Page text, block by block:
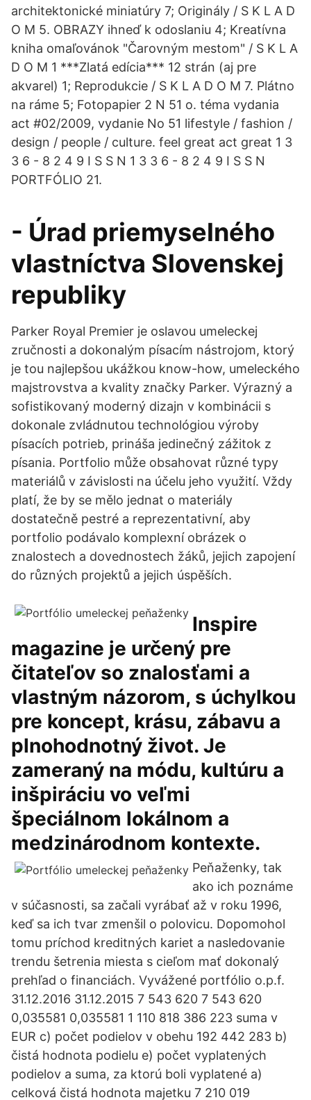
architektonické miniatúry 7; Originály / S K L A D
O M 5. OBRAZY ihneď k odoslaniu 4; Kreatívna
kniha omaľovánok "Čarovným mestom" / S K L A
D O M 1 ***Zlatá edícia*** 12 strán (aj pre
akvarel) 1; Reprodukcie / S K L A D O M 7. Plátno
na ráme 5; Fotopapier 2 N 51 o. téma vydania
act #02/2009, vydanie No 51 lifestyle / fashion /
design / people / culture. feel great act great 1 3
3 6 - 8 2 4 9 I S S N 1 3 3 6 - 8 2 4 9 I S S N
PORTFÓLIO 21.
- Úrad priemyselného
vlastníctva Slovenskej
republiky
Parker Royal Premier je oslavou umeleckej
zručnosti a dokonalým písacím nástrojom, ktorý
je tou najlepšou ukážkou know-how, umeleckého
majstrovstva a kvality značky Parker. Výrazný a
sofistikovaný moderný dizajn v kombinácii s
dokonale zvládnutou technológiou výroby
písacích potrieb, prináša jedinečný zážitok z
písania. Portfolio může obsahovat různé typy
materiálů v závislosti na účelu jeho využití. Vždy
platí, že by se mělo jednat o materiály
dostatečně pestré a reprezentativní, aby
portfolio podávalo komplexní obrázek o
znalostech a dovednostech žáků, jejich zapojení
do různých projektů a jejich úspěších.
Inspire
magazine je určený pre
čitateľov so znalosťami a
vlastným názorom, s úchylkou
pre koncept, krásu, zábavu a
plnohodnotný život. Je
zameraný na módu, kultúru a
inšpiráciu vo veľmi
špeciálnom lokálnom a
medzinárodnom kontexte.
Peňaženky, tak
ako ich poznáme
v súčasnosti, sa začali vyrábať až v roku 1996,
keď sa ich tvar zmenšil o polovicu. Dopomohol
tomu príchod kreditných kariet a nasledovanie
trendu šetrenia miesta s cieľom mať dokonalý
prehľad o financiách. Vyvážené portfólio o.p.f.
31.12.2016 31.12.2015 7 543 620 7 543 620
0,035581 0,035581 1 110 818 386 223 suma v
EUR c) počet podielov v obehu 192 442 283 b)
čistá hodnota podielu e) počet vyplatených
podielov a suma, za ktorú boli vyplatené a)
celková čistá hodnota majetku 7 210 019